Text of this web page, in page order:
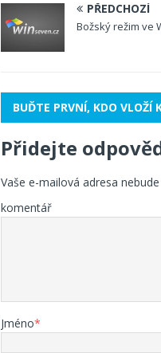
PŘEDCHOZÍ
Božský režim ve
BUĎTE PRVNÍ, KDO VLOŽÍ
Přidejte
Vaše e-mailová adresa
komentář
Jméno*